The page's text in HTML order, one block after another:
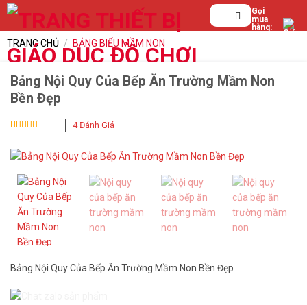
Bỏ
nội
dung
Tìm
kiếm:
Gọi
mua
hàng:
TRANG CHỦ / BẢNG BIỂU MẦM NON
Bảng Nội Quy Của Bếp Ăn Trường Mầm Non
Bền Đẹp
trênđánh
giá
4Đánh Giá
Bảng Nội Quy Của Bếp Ăn Trường Mầm Non Bền Đẹp